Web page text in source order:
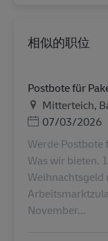
相似的职位
Postbote für
地点Mitterteich,
Posted Date
07/03/2026
Werde
Was wir bieten.
November...